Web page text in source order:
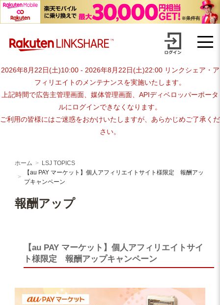
【au PAY マーケット】個人アフ
ィリエイトサイト様限定 報酬ア
ップキャンペーン
2026年8月22日(土)10:00 - 2026年8月22日(土)22:00 リンクシェア・ア
フィリエイトのメンテナンスを実施いたします。
上記時間で広告主管理画面、媒体管理画面、APIディベロッパーポータ
ルにログインできなくなります。
ご利用の皆様にはご迷惑をおかけいたしますが、あらかじめご了承くだ
さい。
ホーム
LSJ TOPICS
【au PAY マーケット】個人アフィリエイトサイト様限定 報酬アッ
プキャンペーン
報酬アップ
【au PAY マーケット】個人アフィリエイトサイ
ト様限定 報酬アップキャンペーン